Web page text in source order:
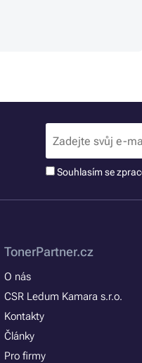
Souhlasím se
TonerPartner.cz
O nás
CSR Ledum Kamara s.r.o.
Kontakty
Články
Pro firmy